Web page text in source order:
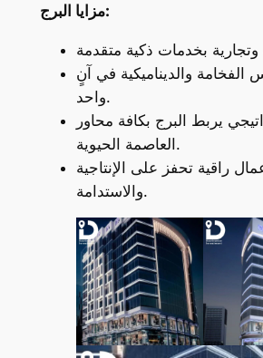
مزايا البرج:
والديناميكية في آنٍ
واحد.
يربط البرج بكافة محاور
العاصمة الحيوية.
راقية تحفز على الإنتاجية
والاستدامة.